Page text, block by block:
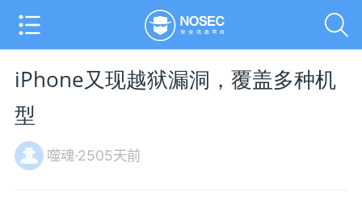
iPhone又现越狱漏洞，覆盖多种机
型
噬魂·2505天前